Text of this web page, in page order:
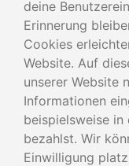
deine
Erinnerung
Cookies
Website. Auf
unserer Website
Informationen
beispielsweise in
bezahlst. Wir
Einwilligung